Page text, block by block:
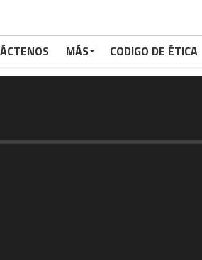
MÁS CODIGO DE ÉTICA